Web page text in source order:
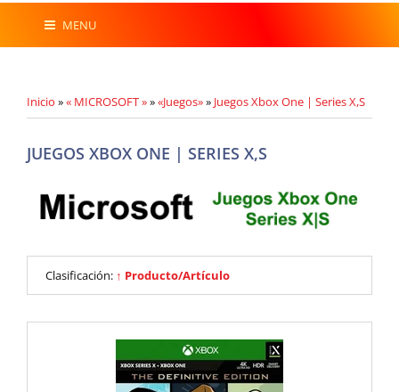
MENU
Inicio »« MICROSOFT »»«Juegos»» Juegos Xbox One | Series X,S
JUEGOS XBOX ONE | SERIES X,S
Clasificación: ↑ Producto/Artículo